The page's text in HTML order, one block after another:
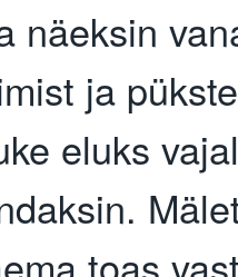
näeksin
ja
eluks